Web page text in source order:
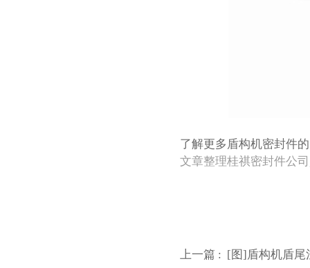
了解更多盾构机密封件
文章整理桂祺密封件公
上一篇 : [图]盾构机盾尾